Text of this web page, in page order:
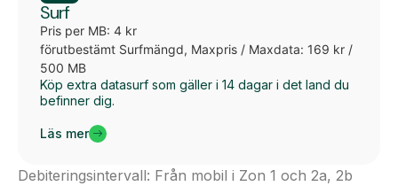
Surf
Pris per MB: 4 kr
förutbestämt Surfmängd, Maxpris / Maxdata: 169 kr /
500 MB
Köp extra datasurf som gäller i 14 dagar i det land du
befinner dig.
Läs mer
Debiteringsintervall: Från mobil i Zon 1 och 2a, 2b